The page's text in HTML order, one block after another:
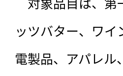
ッツバター、ワ
電製品、アパレ